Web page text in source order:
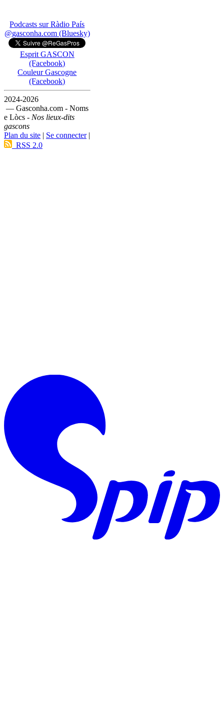
Podcasts sur Ràdio País
@gasconha.com (Bluesky)
Esprit GASCON
(Facebook)
Couleur Gascogne
(Facebook)
2024-2026
— Gasconha.com - Noms
e Lòcs - Nos lieux-dits
gascons
Plan du site | Se connecter|
RSS 2.0